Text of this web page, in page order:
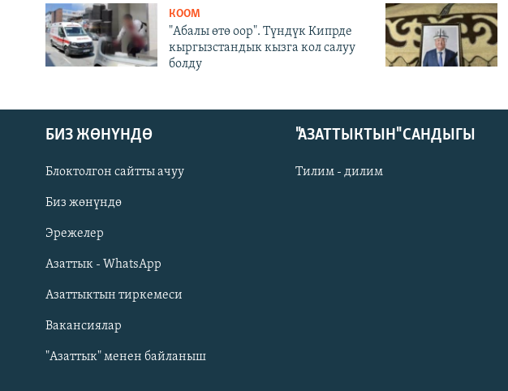
Русский
ОНЛАЙН ШЕРИНЕ
КООМ
"Абалы өтө оор". Түндүк Кипрде
кыргызстандык кызга кол салуу
болду
БИЗ ЖӨНҮНДӨ
Блоктолгон сайтты ачуу
Биз жөнүндө
Эрежелер
Азаттык - WhatsApp
Азаттыктын тиркемеси
Вакансиялар
"Азаттык" менен байланыш
"АЗАТТЫКТЫН" САНДЫГЫ
Тилим - дилим